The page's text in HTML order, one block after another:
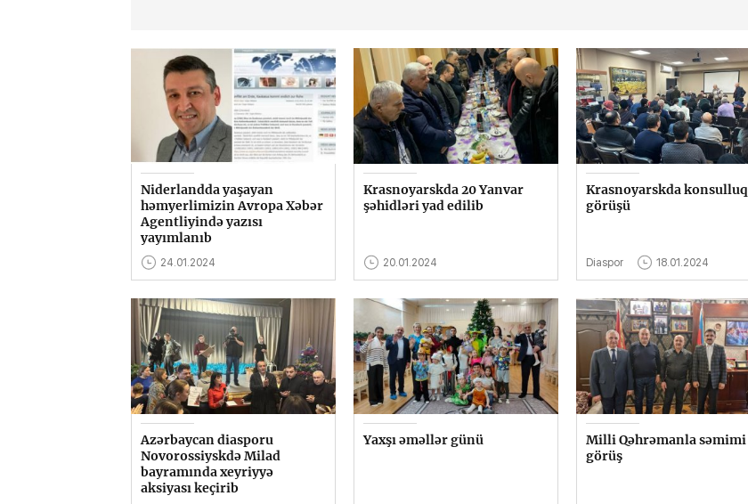
Niderlandda yaşayan
həmyerlimizin Avropa Xəbər
Agentliyində yazısı
yayımlanıb
24.01.2024
Krasnoyarskda 20 Yanvar
şəhidləri yad edilib
20.01.2024
Krasnoyarskda konsulluq
görüşü
Diaspor 18.01.2024
Azərbaycan diasporu
Novorossiyskdə Milad
bayramında xeyriyyə
aksiyası keçirib
Yaxşı əməllər günü
Milli Qəhrəmanla səmimi
görüş